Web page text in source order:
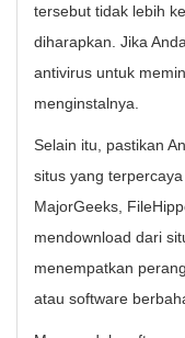
tersebut tidak lebih
diharapkan. Jika
antivirus untuk
menginstalnya.
Selain itu, pastikan
situs yang
MajorGeeks,
mendownload dari
menempatkan
atau software